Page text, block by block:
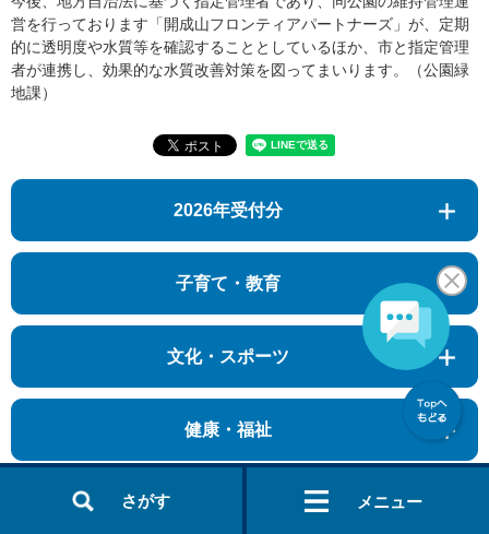
さがす メニュー
営を行っております「開成山フロンティアパートナーズ」が、定期
的に透明度や水質等を確認することとしているほか、市と指定管理
者が連携し、効果的な水質改善対策を図ってまいります。（公園緑
地課）
2026年受付分
子育て・教育
文化・スポーツ
健康・福祉